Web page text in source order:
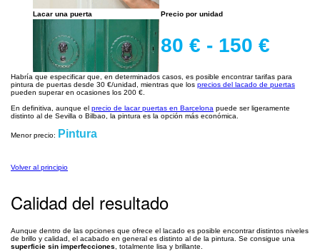
Lacar una puerta Precio por unidad
80 € - 150 €
Habría que especificar que, en determinados casos, es posible encontrar tarifas para
pintura de puertas desde 30 €/unidad, mientras que los precios del lacado de puertas
pueden superar en ocasiones los 200 €.
En definitiva, aunque el precio de lacar puertas en Barcelona puede ser ligeramente
distinto al de Sevilla o Bilbao, la pintura es la opción más económica.
Menor precio: Pintura
Volver al principio
Calidad del resultado
Aunque dentro de las opciones que ofrece el lacado es posible encontrar distintos niveles
de brillo y calidad, el acabado en general es distinto al de la pintura. Se consigue una
superficie sin imperfecciones , totalmente lisa y brillante.